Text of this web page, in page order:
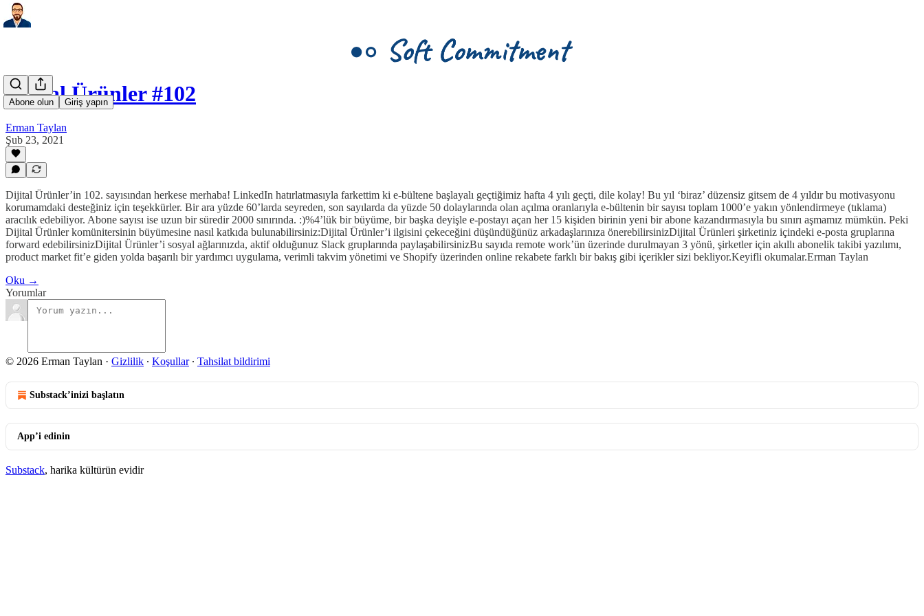
Abone olun Giriş yapın
Dijital Ürünler #102
Erman Taylan
Şub 23, 2021
Dijital Ürünler’in 102. sayısından herkese merhaba! LinkedIn hatırlatmasıyla farkettim ki e-bültene başlayalı geçtiğimiz hafta 4 yılı geçti, dile kolay! Bu yıl ‘biraz’ düzensiz gitsem de 4 yıldır bu motivasyonu
korumamdaki desteğiniz için teşekkürler. Bir ara yüzde 60’larda seyreden, son sayılarda da yüzde 50 dolaylarında olan açılma oranlarıyla e-bültenin bir sayısı toplam 1000’e yakın yönlendirmeye (tıklama)
aracılık edebiliyor. Abone sayısı ise uzun bir süredir 2000 sınırında. :)%4’lük bir büyüme, bir başka deyişle e-postayı açan her 15 kişiden birinin yeni bir abone kazandırmasıyla bu sınırı aşmamız mümkün. Peki
Dijital Ürünler komünitersinin büyümesine nasıl katkıda bulunabilirsiniz:Dijital Ürünler’i ilgisini çekeceğini düşündüğünüz arkadaşlarınıza önerebilirsinizDijital Ürünleri şirketiniz içindeki e-posta gruplarına
forward edebilirsinizDijital Ürünler’i sosyal ağlarınızda, aktif olduğunuz Slack gruplarında paylaşabilirsinizBu sayıda remote work’ün üzerinde durulmayan 3 yönü, şirketler için akıllı abonelik takibi yazılımı,
product market fit’e giden yolda başarılı bir yardımcı uygulama, verimli takvim yönetimi ve Shopify üzerinden online rekabete farklı bir bakış gibi içerikler sizi bekliyor.Keyifli okumalar.Erman Taylan
Oku →
Yorumlar
© 2026 Erman Taylan · Gizlilik ∙ Koşullar∙ Tahsilat bildirimi
Substack’inizi başlatın
App’i edinin
Substack, harika kültürün evidir